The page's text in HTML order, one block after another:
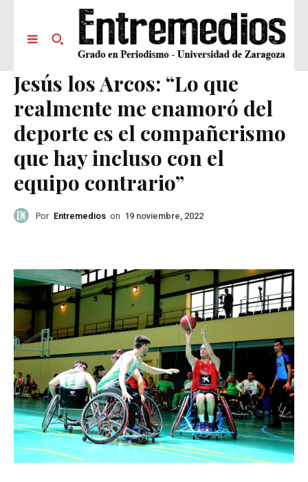
Jesús los Arcos: “Lo que
realmente me enamoró del
deporte es el compañerismo
que hay incluso con el
equipo contrario”
Por Entremedios on 19 noviembre, 2022